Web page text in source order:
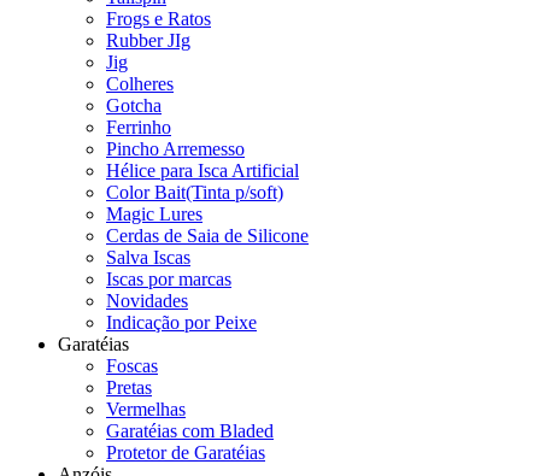
Frogs e Ratos
Rubber JIg
Jig
Colheres
Gotcha
Ferrinho
Pincho Arremesso
Hélice para Isca Artificial
Color Bait(Tinta p/soft)
Magic Lures
Cerdas de Saia de Silicone
Salva Iscas
Iscas por marcas
Novidades
Indicação por Peixe
Garatéias
Foscas
Pretas
Vermelhas
Garatéias com Bladed
Protetor de Garatéias